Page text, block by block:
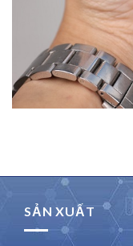
SẢN XUẤT